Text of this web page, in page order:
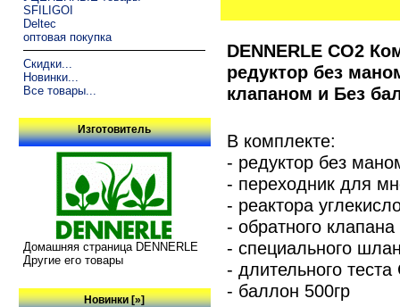
SFILIGOI
Deltec
оптовая покупка
Скидки...
Новинки...
Все товары...
Изготовитель
Домашняя страница DENNERLE
Другие его товары
Новинки [»]
DENNERLE CO2
редуктор без
клапаном и Без
В комплекте:
- редуктор без
- переходник для
- реактора
- обратного
- специального
- длительного
- баллон 500гр